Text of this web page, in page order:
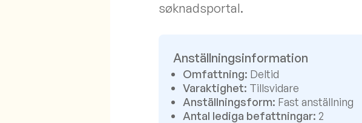
søknadsportal.
Anställningsinformation
Omfattning: Deltid
Varaktighet: Tillsvidare
Anställningsform: Fast anställning
Antal lediga befattningar: 2